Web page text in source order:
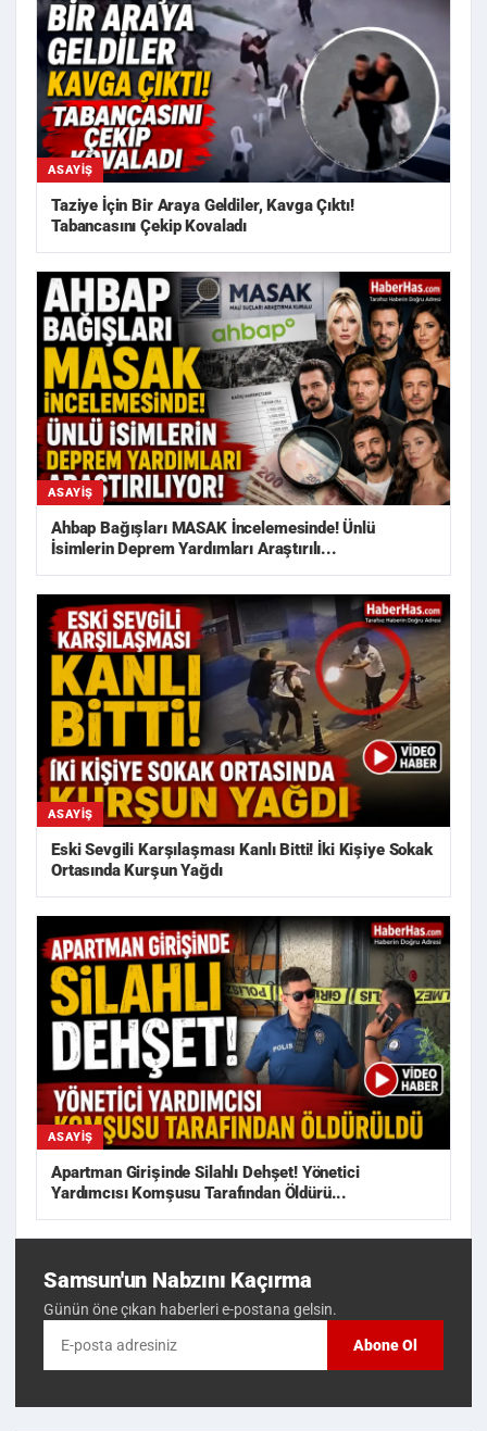
ASAYIŞ
Taziye İçin Bir Araya Geldiler, Kavga Çıktı!
Tabancasını Çekip Kovaladı
ASAYIŞ
Ahbap Bağışları MASAK İncelemesinde! Ünlü
İsimlerin Deprem Yardımları Araştırılı...
ASAYIŞ
Eski Sevgili Karşılaşması Kanlı Bitti! İki Kişiye Sokak
Ortasında Kurşun Yağdı
ASAYIŞ
Apartman Girişinde Silahlı Dehşet! Yönetici
Yardımcısı Komşusu Tarafından Öldürü...
Samsun'un Nabzını Kaçırma
Günün öne çıkan haberleri e-postana gelsin.
Abone Ol